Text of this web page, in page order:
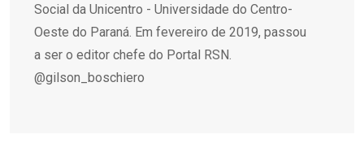
Social da Unicentro - Universidade do Centro-
Oeste do Paraná. Em fevereiro de 2019, passou
a ser o editor chefe do Portal RSN.
@gilson_boschiero